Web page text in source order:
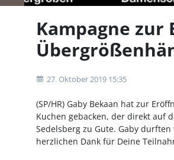
Kampagne zur
27. Oktober 2019 15:35
(SP/HR) Gaby Bekaan hat zur
Kuchen gebacken, der direkt auf
Sedelsberg zu Gute. Gaby
herzlichen Dank für Deine